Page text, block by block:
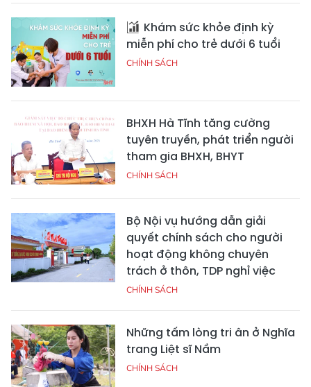
Khám sức khỏe định kỳ
miễn phí cho trẻ dưới 6 tuổi
CHÍNH SÁCH
BHXH Hà Tĩnh tăng cường
tuyên truyền, phát triển người
tham gia BHXH, BHYT
CHÍNH SÁCH
Bộ Nội vụ hướng dẫn giải
quyết chính sách cho người
hoạt động không chuyên
trách ở thôn, TDP nghỉ việc
CHÍNH SÁCH
Những tấm lòng tri ân ở Nghĩa
trang Liệt sĩ Nầm
CHÍNH SÁCH